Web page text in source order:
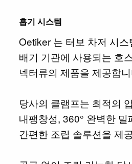
흡기 시스템
Oetiker 는 터보 차저 시
배기 기관에 사용되는 호
넥터류의 제품을 제공합
당사의 클램프는 최적의
내팽창성, 360° 완벽한 밀
간편한 조립 솔루션을 제